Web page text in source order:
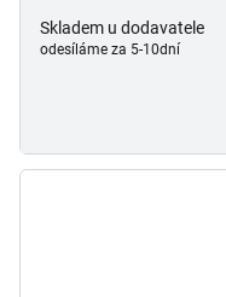
Skladem u dodavatele
odesíláme za 5-10dní